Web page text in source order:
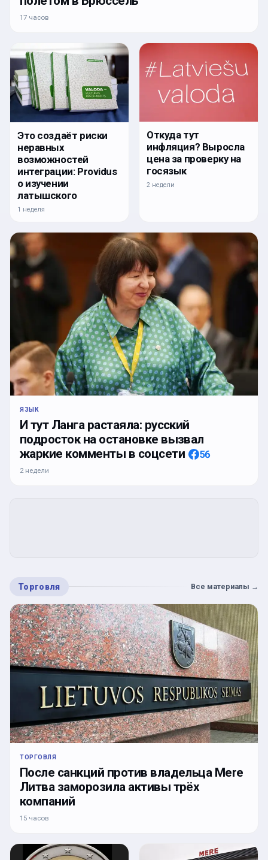
17 часов
Это создаёт риски
неравных
возможностей
интеграции: Providus
о изучении
латышского
1 неделя
Откуда тут
инфляция? Выросла
цена за проверку на
госязык
2 недели
ЯЗЫК
И тут Ланга растаяла: русский
подросток на остановке вызвал
жаркие комменты в соцсети
56
2 недели
Торговля Все материалы →
ТОРГОВЛЯ
После санкций против владельца Mere
Литва заморозила активы трёх
компаний
15 часов